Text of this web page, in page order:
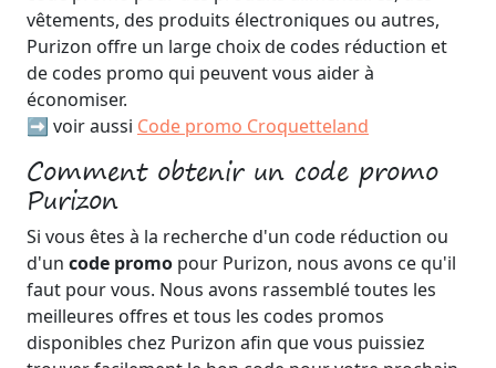
vêtements, des produits électroniques ou autres,
Purizon offre un large choix de codes réduction et
de codes promo qui peuvent vous aider à
économiser.
➡️ voir aussi Code promo Croquetteland
Comment obtenir un code promo
Purizon
Si vous êtes à la recherche d'un code réduction ou
d'un code promo pour Purizon, nous avons ce qu'il
faut pour vous. Nous avons rassemblé toutes les
meilleures offres et tous les codes promos
disponibles chez Purizon afin que vous puissiez